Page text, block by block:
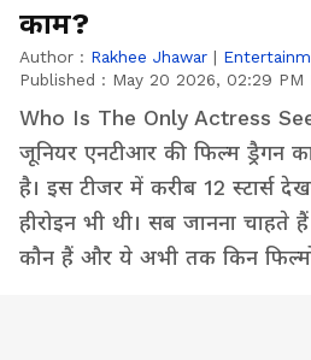
काम?
Author : Rakhee Jhawar |
Published : May 20 2026, 02:29 PM
Who Is The Only Actress
जूनियर एनटीआर की फिल्म ड्रैगन
है। इस टीजर में करीब 12 स्टार्स
हीरोइन भी थी। सब जानना चाहते
कौन हैं और ये अभी तक किन